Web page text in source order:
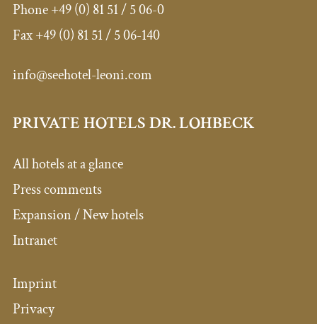
Phone+49 (0) 81 51 / 5 06-0
Fax+49 (0) 81 51 / 5 06-140
info@seehotel-leoni.com
PRIVATE HOTELS DR. LOHBECK
All hotels at a glance
Press comments
Expansion / New hotels
Intranet
Imprint
Privacy